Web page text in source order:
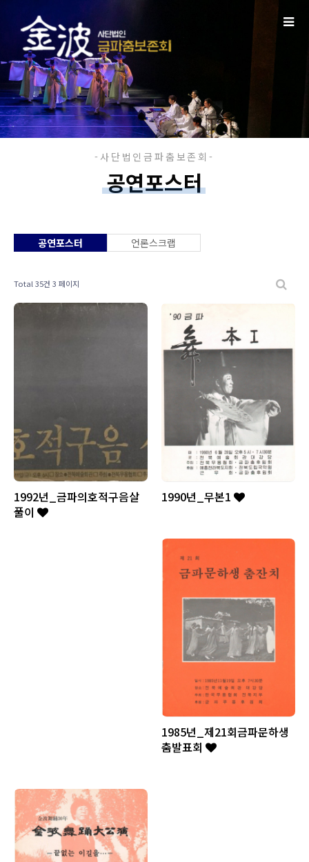
공연포스터
공연포스터 언론스크랩
Total 35건 3 페이지
1992년_금파의호적구음살
풀이
1990년_무본1
1985년_제21회금파문하생
춤발표회